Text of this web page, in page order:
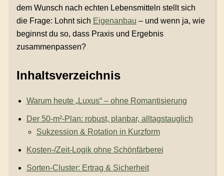
dem Wunsch nach echten Lebensmitteln stellt sich
die Frage: Lohnt sich Eigenanbau – und wenn ja, wie
beginnst du so, dass Praxis und Ergebnis
zusammenpassen?
Inhaltsverzeichnis
Warum heute „Luxus“ – ohne Romantisierung
Der 50-m²-Plan: robust, planbar, alltagstauglich
Sukzession & Rotation in Kurzform
Kosten-/Zeit-Logik ohne Schönfärberei
Sorten-Cluster: Ertrag & Sicherheit